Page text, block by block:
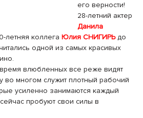
его верности!
28-летний актер
Данила
летняя коллега Юлия СНИГИРЬдо
одной из самых красивых
влюбленных все реже видят
во многом служит плотный рабочий
усиленно занимаются каждый
пробуют свои силы в